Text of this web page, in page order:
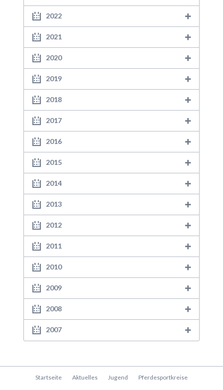
2022
2021
2020
2019
2018
2017
2016
2015
2014
2013
2012
2011
2010
2009
2008
2007
Navigation
Startseite Aktuelles Jugend Pferdesportkreise